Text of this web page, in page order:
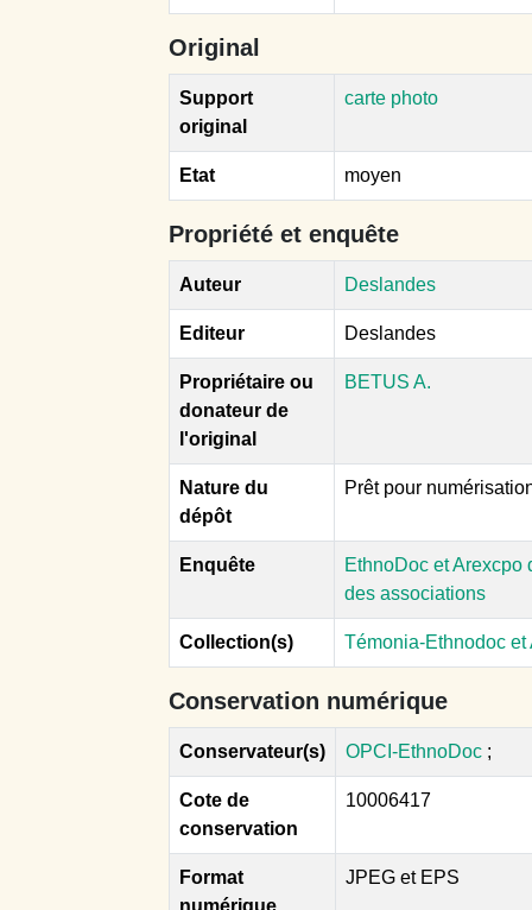
Original
Support
original
carte photo
Etat moyen
Propriété et enquête
Auteur Deslandes
Editeur Deslandes
Propriétaire ou
donateur de
l'original
BETUS A.
Nature du
dépôt
Prêt pour
Enquête
EthnoDoc et Arexcpo
des associations
Collection(s) Témonia-Ethnodoc
Conservation numérique
Conservateur(s) OPCI-EthnoDoc ;
Cote de
conservation
10006417
Format
numérique
JPEG et EPS